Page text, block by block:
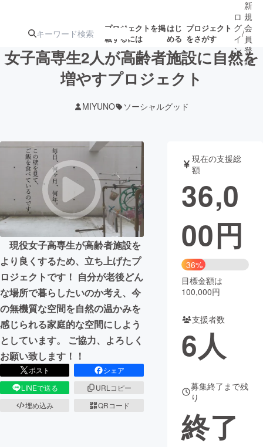
プロジェクトを掲
載するには
はじ
める
プロジェクト
をさがす
ジェクト
ロジェクト
アート・写真 音楽
テクノロジー・ガジェット ゲーム・
映像・映画 書籍・雑誌
ビジネス・起業 チャレンジ
まちづくり・地域活性化
CAMPFIRE for Social Good
CAMPFIRE Creation
CAMPFIREふるさと納税 machi-ya コミュニティ
ロ
グ
イ
ン
/
新
規
会
員
登
録
女子高専生2人が高齢者施設に自然を
増やすプロジェクト
MIYUNO ソーシャルグッド
現役女子高専生が高齢者施設を
より良くするため、立ち上げたプ
ロジェクトです！ 自分が老後どん
な場所で暮らしたいのか考え、今
の無機質な空間を自然の温かみを
感じられる家庭的な空間にしよう
としています。 ご協力、よろしく
お願い致します！！
ポスト
シェア
LINEで送る
URLコピー
埋め込み
QRコード
現在の支援総
額
36,0
00円
36%
目標金額は
100,000円
支援者数
6人
募集終了まで残
り
終了